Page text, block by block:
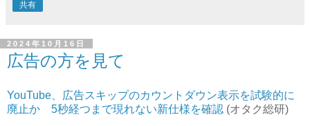
共有
2024年10月16日
広告の方を見て
YouTube、広告スキップのカウントダウン表示を試験的に
廃止か 5秒経つまで現れない新仕様を確認 (オタク総研)